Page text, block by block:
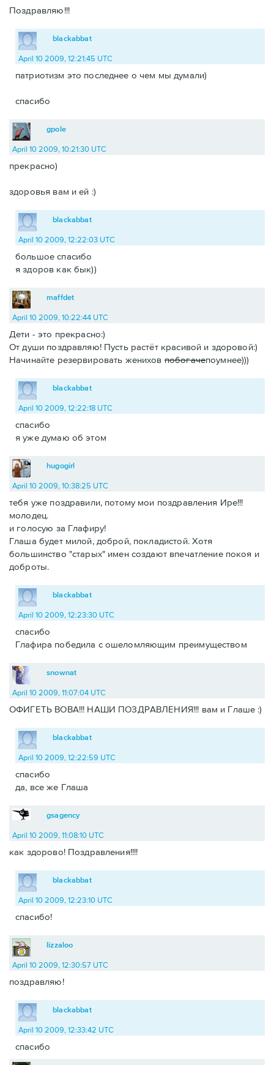
Поздравляю!!!
blackabbat
April 10 2009, 12:21:45 UTC
патриотизм это последнее о чем мы думали)
спасибо
gpole
April 10 2009, 10:21:30 UTC
прекрасно)
здоровья вам и ей :)
blackabbat
April 10 2009, 12:22:03 UTC
большое спасибо
я здоров как бык))
maffdet
April 10 2009, 10:22:44 UTC
Дети - это прекрасно:)
От души поздравляю! Пусть растёт красивой и здоровой:)
Начинайте резервировать жениховпобогачепоумнее)))
blackabbat
April 10 2009, 12:22:18 UTC
спасибо
я уже думаю об этом
hugogirl
April 10 2009, 10:38:25 UTC
тебя уже поздравили, потому мои поздравления Ире!!!
молодец.
и голосую за Глафиру!
Глаша будет милой, доброй, покладистой. Хотя
большинство "старых" имен создают впечатление покоя и
доброты.
blackabbat
April 10 2009, 12:23:30 UTC
спасибо
Глафира победила с ошеломляющим преимуществом
snownat
April 10 2009, 11:07:04 UTC
ОФИГЕТЬ ВОВА!!! НАШИ ПОЗДРАВЛЕНИЯ!!! вам и Глаше :)
blackabbat
April 10 2009, 12:22:59 UTC
спасибо
да, все же Глаша
gsagency
April 10 2009, 11:08:10 UTC
как здорово! Поздравления!!!!
blackabbat
April 10 2009, 12:23:10 UTC
спасибо!
lizzaloo
April 10 2009, 12:30:57 UTC
поздравляю!
blackabbat
April 10 2009, 12:33:42 UTC
спасибо